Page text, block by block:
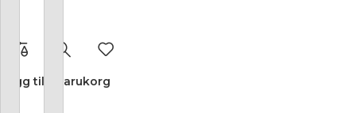
Lägg till i varukorg